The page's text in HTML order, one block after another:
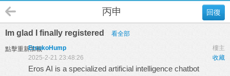
回復
丙申
Im glad I finally registered 看全部
點擊重新加載 樓主
EtsukoHump
收藏
2025-2-21 23:48:26
Eros AI is a specialized artificial intelligence chatbot